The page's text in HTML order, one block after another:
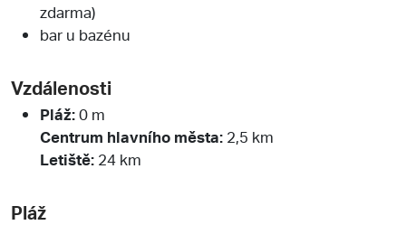
zdarma)
bar u bazénu
Vzdálenosti
Pláž:0 m
Centrum hlavního města: 2,5 km
Letiště: 24 km
Pláž